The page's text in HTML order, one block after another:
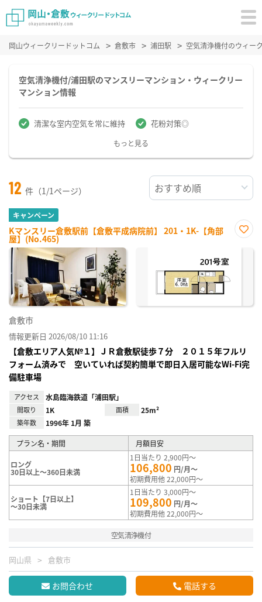
岡山ウィークリードットコム 倉敷市 浦田駅 空気清浄機付のウィー
空気清浄機付/浦田駅のマンスリーマンション・ウィークリー
マンション情報
清潔な室内空気を常に維持 花粉対策◎
もっと見る
12 件（1/1ページ）
キャンペーン
Kマンスリー倉敷駅前【倉敷平成病院前】 201・1K-【角部
屋】(No.465)
に入
倉敷市
情報更新日 2026/08/10 11:16
【倉敷エリア人気№１】ＪＲ倉敷駅徒歩７分 ２０１５年フルリ
フォーム済みで 空いていれば契約簡単で即日入居可能なWi-Fi完
備駐車場
アクセス 水島臨海鉄道「浦田駅」
間取り 1K 面積 25m²
築年数 1996年 1月 築
プラン名・期間 月額目安
ロング
30日以上～360日未満
1日当たり 2,900円～
106,800 円/月～
初期費用他 22,000円～
ショート【7日以上】
～30日未満
1日当たり 3,000円～
109,800 円/月～
初期費用他 22,000円～
空気清浄機付
岡山県 倉敷市
お問合わせ 電話する